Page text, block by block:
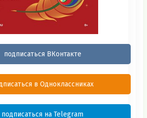
подписаться ВКонтакте
в Одноклассниках
подписаться на Telegram